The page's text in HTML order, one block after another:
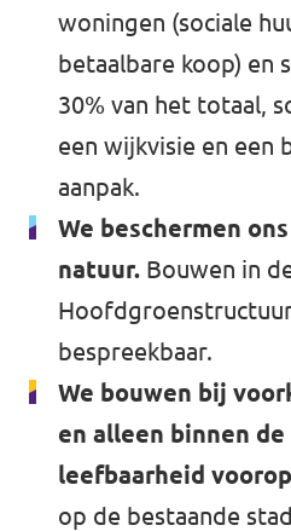
woningen (sociale
betaalbare koop) en
30% van het totaal,
een wijkvisie en een
aanpak.
We beschermen
natuur. Bouwen in
bespreekbaar.
We bouwen bij
en alleen binnen de
leefbaarheid
op de bestaande